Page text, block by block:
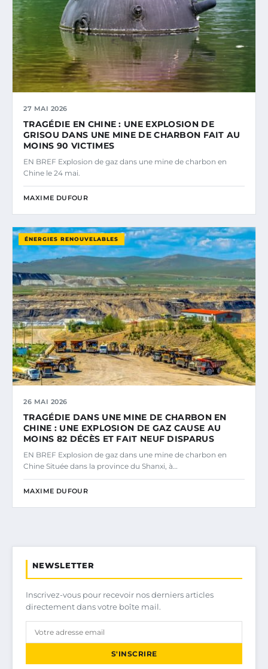
27 MAI 2026
TRAGÉDIE EN CHINE : UNE EXPLOSION DE
GRISOU DANS UNE MINE DE CHARBON FAIT AU
MOINS 90 VICTIMES
EN BREF Explosion de gaz dans une mine de charbon en
Chine le 24 mai.
MAXIME DUFOUR
ÉNERGIES RENOUVELABLES
26 MAI 2026
TRAGÉDIE DANS UNE MINE DE CHARBON EN
CHINE : UNE EXPLOSION DE GAZ CAUSE AU
MOINS 82 DÉCÈS ET FAIT NEUF DISPARUS
EN BREF Explosion de gaz dans une mine de charbon en
Chine Située dans la province du Shanxi, à…
MAXIME DUFOUR
NEWSLETTER
Inscrivez-vous pour recevoir nos derniers articles
directement dans votre boîte mail.
S'INSCRIRE